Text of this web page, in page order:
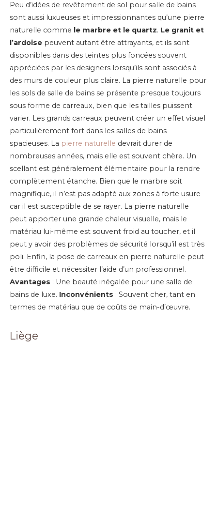
Peu d’idées de revêtement de sol pour salle de bains
sont aussi luxueuses et impressionnantes qu’une pierre
naturelle comme le marbre et le quartz. Le granit et
l’ardoise peuvent autant être attrayants, et ils sont
disponibles dans des teintes plus foncées souvent
appréciées par les designers lorsqu’ils sont associés à
des murs de couleur plus claire. La pierre naturelle pour
les sols de salle de bains se présente presque toujours
sous forme de carreaux, bien que les tailles puissent
varier. Les grands carreaux peuvent créer un effet visuel
particulièrement fort dans les salles de bains
spacieuses. La pierre naturelle devrait durer de
nombreuses années, mais elle est souvent chère. Un
scellant est généralement élémentaire pour la rendre
complètement étanche. Bien que le marbre soit
magnifique, il n’est pas adapté aux zones à forte usure
car il est susceptible de se rayer. La pierre naturelle
peut apporter une grande chaleur visuelle, mais le
matériau lui-même est souvent froid au toucher, et il
peut y avoir des problèmes de sécurité lorsqu’il est très
poli. Enfin, la pose de carreaux en pierre naturelle peut
être difficile et nécessiter l’aide d’un professionnel.
Avantages : Une beauté inégalée pour une salle de
bains de luxe. Inconvénients : Souvent cher, tant en
termes de matériau que de coûts de main-d’œuvre.
Liège